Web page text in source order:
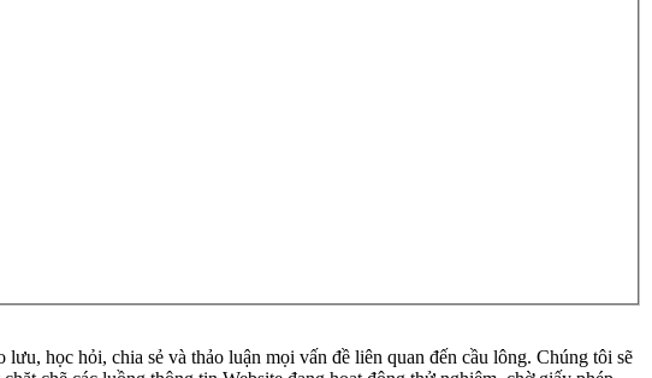
học hỏi, chia sẻ và thảo luận mọi vấn đề liên quan đến cầu lông. Chúng tôi sẽ